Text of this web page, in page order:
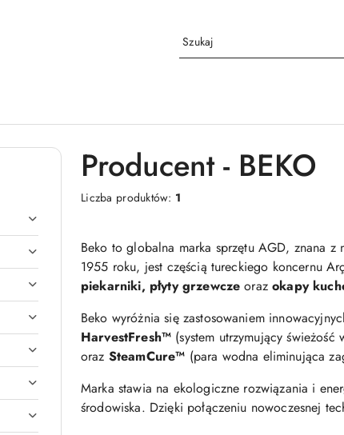
Producent - BEKO
Liczba produktów: 1
Beko to globalna marka sprzętu AGD, znana
1955 roku, jest częścią tureckiego koncernu
piekarniki, płyty grzewcze orazokapy
Beko wyróżnia się zastosowaniem
HarvestFresh™ (system utrzymujący
oraz SteamCure™ (para wodna eliminująca
Marka stawia na ekologiczne rozwiązania i
środowiska. Dzięki połączeniu nowoczesnej